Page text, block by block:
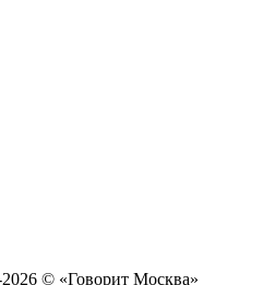
© «Говорит Москва»